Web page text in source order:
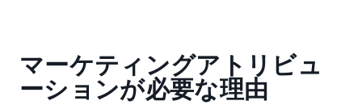
マーケティングアトリビュ
ーションが必要な理由